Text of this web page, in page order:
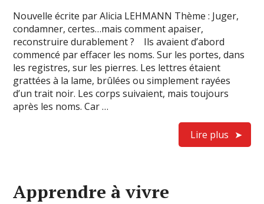
Nouvelle écrite par Alicia LEHMANN Thème : Juger,
condamner, certes…mais comment apaiser,
reconstruire durablement ? Ils avaient d’abord
commencé par effacer les noms. Sur les portes, dans
les registres, sur les pierres. Les lettres étaient
grattées à la lame, brûlées ou simplement rayées
d’un trait noir. Les corps suivaient, mais toujours
après les noms. Car …
Lire plus
Apprendre à vivre